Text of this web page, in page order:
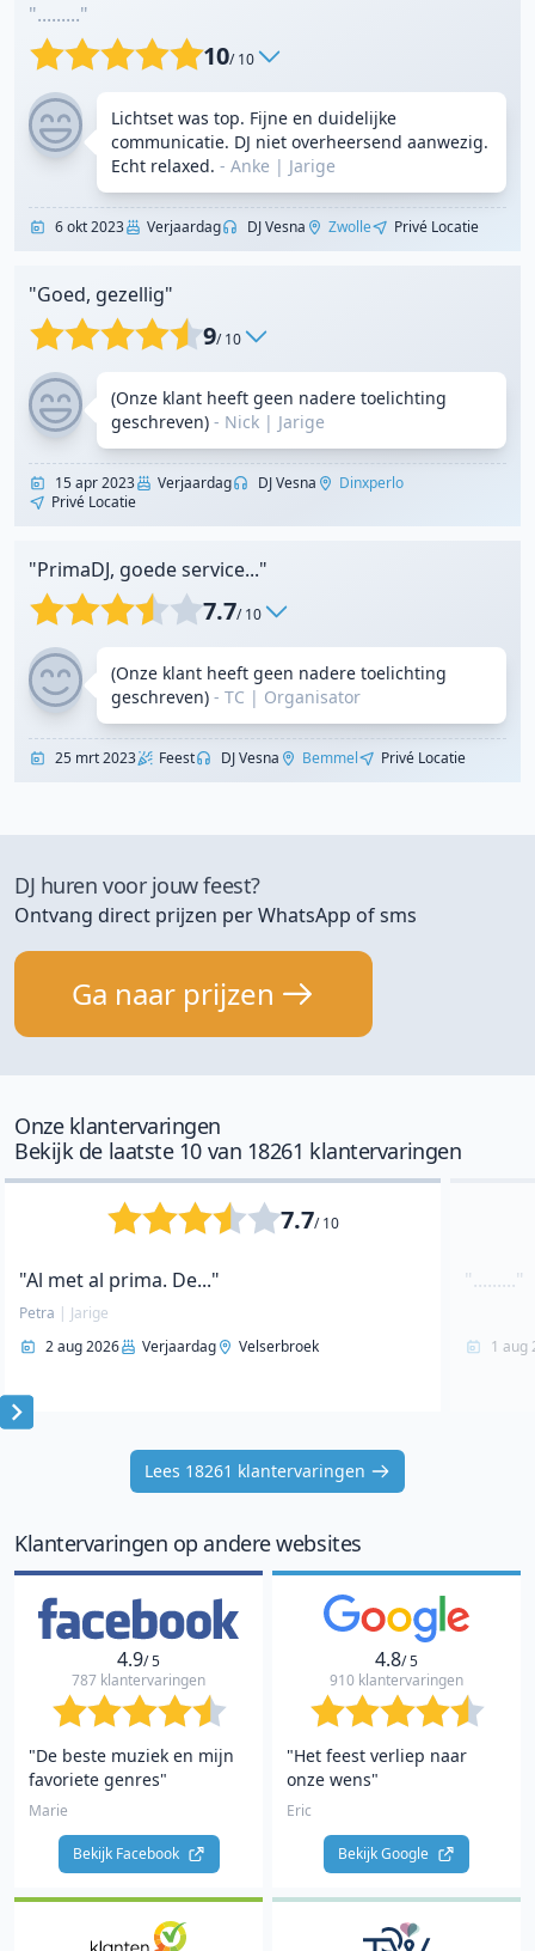
"........."
10/ 10
Lichtset was top. Fijne en duidelijke
communicatie. DJ niet overheersend aanwezig.
Echt relaxed. - Anke | Jarige
6 okt 2023 Verjaardag DJ Vesna Zwolle Privé Locatie
"Goed, gezellig"
9/ 10
(Onze klant heeft geen nadere toelichting
geschreven) - Nick | Jarige
15 apr 2023 Verjaardag DJ Vesna
Dinxperlo
Privé Locatie
"PrimaDJ, goede service..."
7.7/ 10
(Onze klant heeft geen nadere toelichting
geschreven) - TC | Organisator
25 mrt 2023 Feest DJ Vesna Bemmel Privé Locatie
DJ huren voor jouw feest?
Ontvang direct prijzen per WhatsApp of sms
Ga naar prijzen
Onze klantervaringen
Bekijk de laatste 10 van 18261 klantervaringen
7.7/ 10
"Al met al prima. De..."
Petra | Jarige
2 aug 2026
Verjaardag Velserbroek
"........."
1 aug
Item
Lees 18261 klantervaringen
Klantervaringen op andere websites
4.9/ 5
787 klantervaringen
"De beste muziek en mijn
favoriete genres"
Marie
Bekijk Facebook
4.8/ 5
910 klantervaringen
"Het feest verliep naar
onze wens"
Eric
Bekijk Google